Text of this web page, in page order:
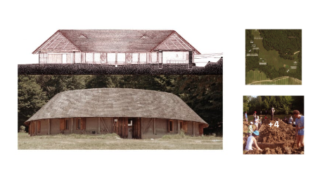
+4